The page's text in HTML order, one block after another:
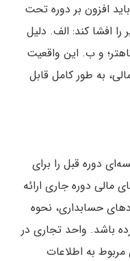
افزون بر دوره تحت
افشا کند: الف. دلیل
و ب. این واقعیت
به طور کامل قابل
دوره قبل را برای
دوره جاری ارائه
حسابداری، نحوه
باشد. واحد تجاری در
به اطلاعات